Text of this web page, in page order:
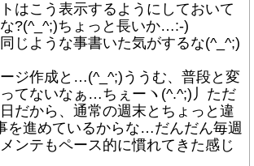
はこう表示するようにしておいて
?(^_^;)ちょっと長いか…:-)
じような事書いた気がするな(^_^;)
ジ作成と…(^_^;)ううむ、普段と変
てないなぁ…ちぇーヽ(^.^;)丿ただ
だから、通常の週末とちょっと違
を進めているからな…だんだん毎週
ンテもペース的に慣れてきた感じ